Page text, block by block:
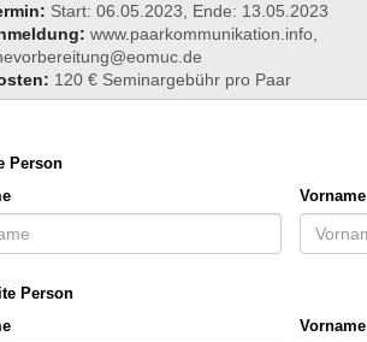
Start: 06.05.2023, Ende: 13.05.2023
www.paarkommunikation.info,
120 € Seminargebühr pro Paar
Person
Vorname
Person
Vorname